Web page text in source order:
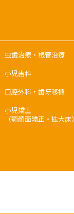
虫歯治療・根管治療
小児歯科
口腔外科・歯牙移植
小児矯正
（顎顔面矯正・拡大床）